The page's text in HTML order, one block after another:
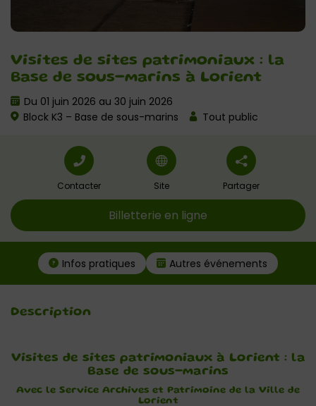
Visites de sites patrimoniaux : la
Base de sous-marins à Lorient
Du 01 juin 2026 au 30 juin 2026
Block K3 – Base de sous-marins
Tout public
Contacter Site Partager
Billetterie en ligne
Infos pratiques Autres événements
Description
Visites de sites patrimoniaux à Lorient : la
Base de sous-marins
Avec le Service Archives et Patrimoine de la Ville de
Lorient